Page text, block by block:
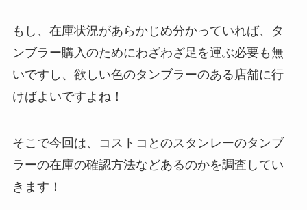
もし、在庫状況があらかじめ分かっていれば、タ
ンブラー購入のためにわざわざ足を運ぶ必要も無
いですし、欲しい色のタンブラーのある店舗に行
けばよいですよね！
そこで今回は、コストコとのスタンレーのタンブ
ラーの在庫の確認方法などあるのかを調査してい
きます！